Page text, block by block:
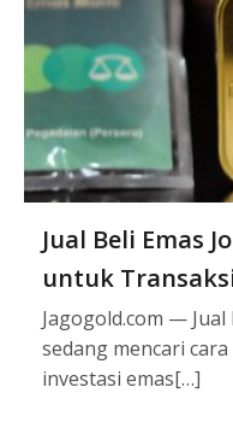
Jual Beli Emas
untuk
Jagogold.com — Jual
sedang mencari
investasi emas[…]